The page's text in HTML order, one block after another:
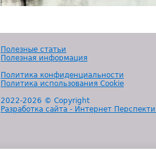
Полезные статьи
Полезная информация
Политика конфиденциальности
Политика использования Cookie
2022-2026 © Copyright
Разработка сайта - Интернет